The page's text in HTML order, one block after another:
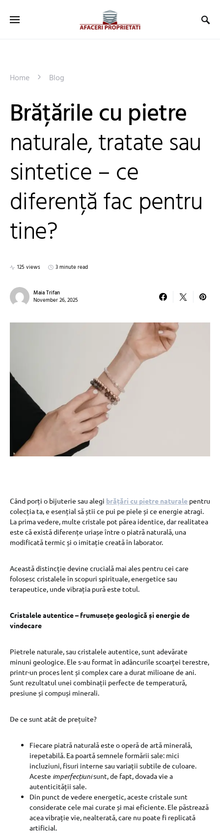
Home Blog
Brățările cu pietre
naturale, tratate sau
sintetice – ce
diferență fac pentru
tine?
125 views 3 minute read
Maia Trifan
November 26, 2025
Când porți o bijuterie sau alegi brățări cu pietre naturale pentru
colecția ta, e esențial să știi ce pui pe piele și ce energie atragi.
La prima vedere, multe cristale pot părea identice, dar realitatea
este că există diferențe uriașe între o piatră naturală, una
modificată termic și o imitație creată în laborator.
Această distincție devine crucială mai ales pentru cei care
folosesc cristalele în scopuri spirituale, energetice sau
terapeutice, unde vibrația pură este totul.
Cristalele autentice – frumusețe geologică și energie de
vindecare
Pietrele naturale, sau cristalele autentice, sunt adevărate
minuni geologice. Ele s-au format în adâncurile scoarței terestre,
printr-un proces lent și complex care a durat milioane de ani.
Sunt rezultatul unei combinații perfecte de temperatură,
presiune și compuși minerali.
De ce sunt atât de prețuite?
Fiecare piatră naturală este o operă de artă minerală,
irepetabilă. Ea poartă semnele formării sale: mici
incluziuni, fisuri interne sau variații subtile de culoare.
Aceste imperfecțiunisunt, de fapt, dovada vie a
autenticității sale.
Din punct de vedere energetic, aceste cristale sunt
considerate cele mai curate și mai eficiente. Ele păstrează
acea vibrație vie, nealterată, care nu poate fi replicată
artificial.